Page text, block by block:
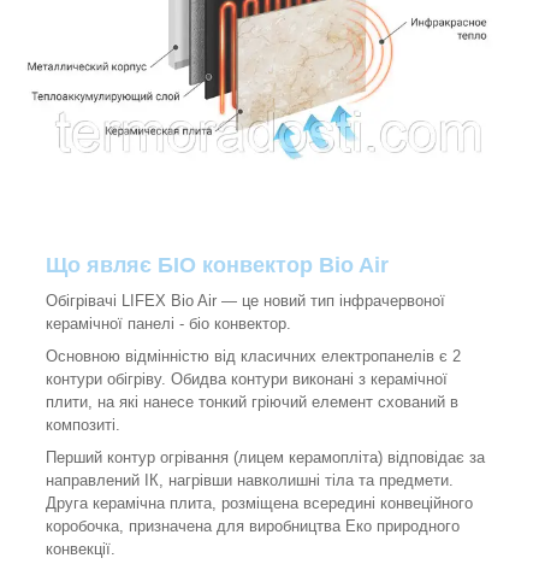
Що являє БІО конвектор Bio Air
Обігрівачі LIFEX Bio Air — це новий тип інфрачервоної
керамічної панелі - біо конвектор.
Основною відмінністю від класичних електропанелів є 2
контури обігріву. Обидва контури виконані з керамічної
плити, на які нанесе тонкий гріючий елемент схований в
композиті.
Перший контур огрівання (лицем керамопліта) відповідає за
направлений ІК, нагрівши навколишні тіла та предмети.
Друга керамічна плита, розміщена всередині конвеційного
коробочка, призначена для виробництва Еко природного
конвекції.